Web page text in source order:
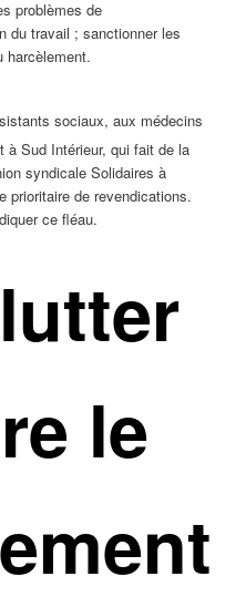
problèmes de
du travail ; sanctionner les
harcèlement.
sociaux, aux médecins
àSud Intérieur, qui fait de la
syndicale Solidaires à
prioritaire de revendications.
ce fléau.
le